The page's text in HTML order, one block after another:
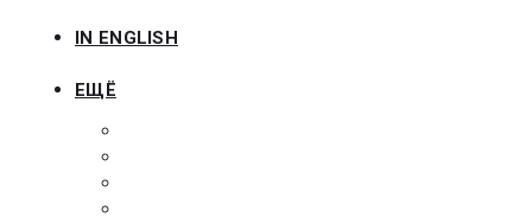
IN ENGLISH
ЕЩЁ